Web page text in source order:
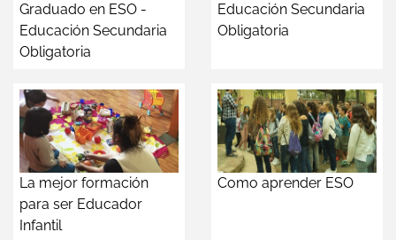
Graduado en ESO -
Educación Secundaria
Obligatoria
Educación Secundaria
Obligatoria
La mejor formación
para ser Educador
Infantil
Como aprender ESO